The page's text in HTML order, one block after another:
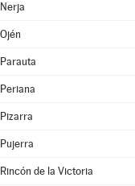
Nerja
Ojén
Parauta
Periana
Pizarra
Pujerra
Rincón de la Victoria